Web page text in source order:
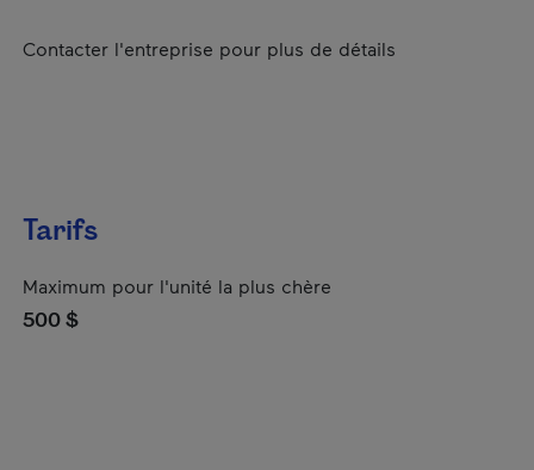
Contacter l'entreprise pour plus de détails
Tarifs
Maximum pour l'unité la plus chère
500 $